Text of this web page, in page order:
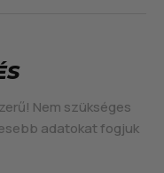
Nem szükséges
adatokat fogjuk